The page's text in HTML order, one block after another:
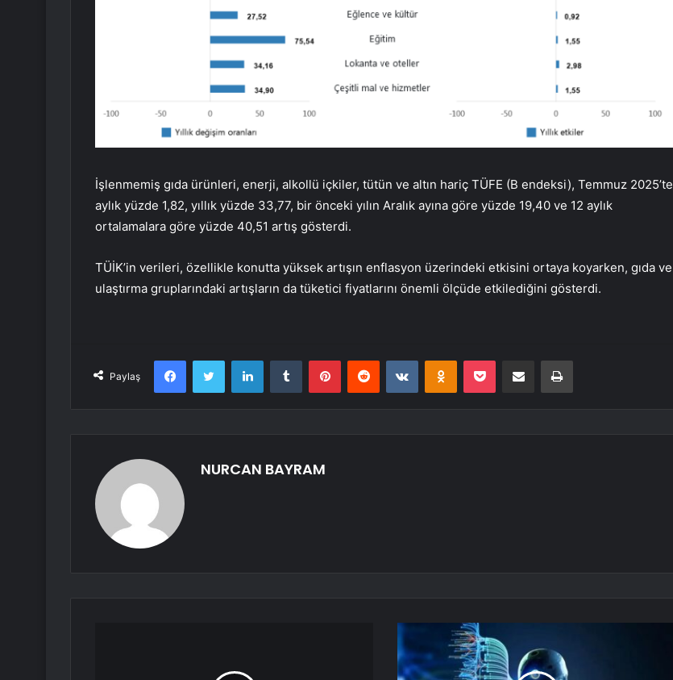
İşlenmemiş gıda ürünleri, enerji, alkollü içkiler, tütün ve altın hariç TÜFE (B endeksi), Temmuz 2025’te
aylık yüzde 1,82, yıllık yüzde 33,77, bir önceki yılın Aralık ayına göre yüzde 19,40 ve 12 aylık
ortalamalara göre yüzde 40,51 artış gösterdi.
TÜİK’in verileri, özellikle konutta yüksek artışın enflasyon üzerindeki etkisini ortaya koyarken, gıda ve
ulaştırma gruplarındaki artışların da tüketici fiyatlarını önemli ölçüde etkilediğini gösterdi.
Paylaş
FacebookTwitter LinkedInTumblr PinterestReddit VKontakteOdnoklassniki
Pocket E-Posta ile paylaş Yazdır
NURCAN BAYRAM